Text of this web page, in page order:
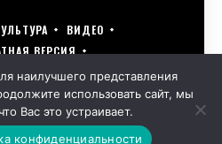
ВИДЕО
ВЕРСИЯ
СВОЕГО ГОРОДА 15–17 МАРТА
ЗАЩИЩЕНЫ | РАЗРАБОТАНО KARTOEV.RU
ПЕРСОНАЛЬНЫХ ДАННЫХ
наилучшего представления
использовать сайт, мы
Вас это устраивает.
конфиденциальности